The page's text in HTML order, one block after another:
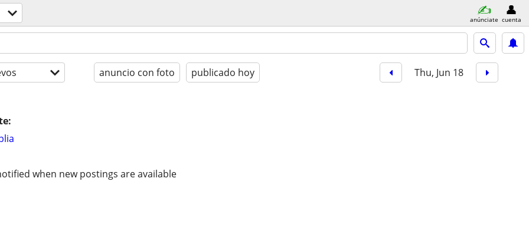
anúnciate cuenta
anuncio con foto publicado hoy Thu, Jun 18
when new postings are available